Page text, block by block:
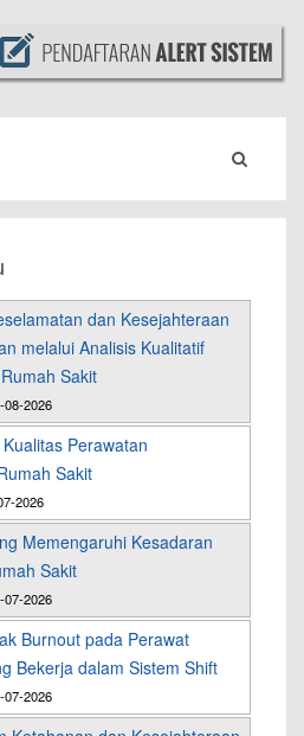
dan Kesejahteraan
melalui Analisis Kualitatif
Sakit
08-2026
Perawatan
Sakit
2026
Memengaruhi Kesadaran
Sakit
07-2026
Burnout pada Perawat
Bekerja dalam Sistem Shift
07-2026